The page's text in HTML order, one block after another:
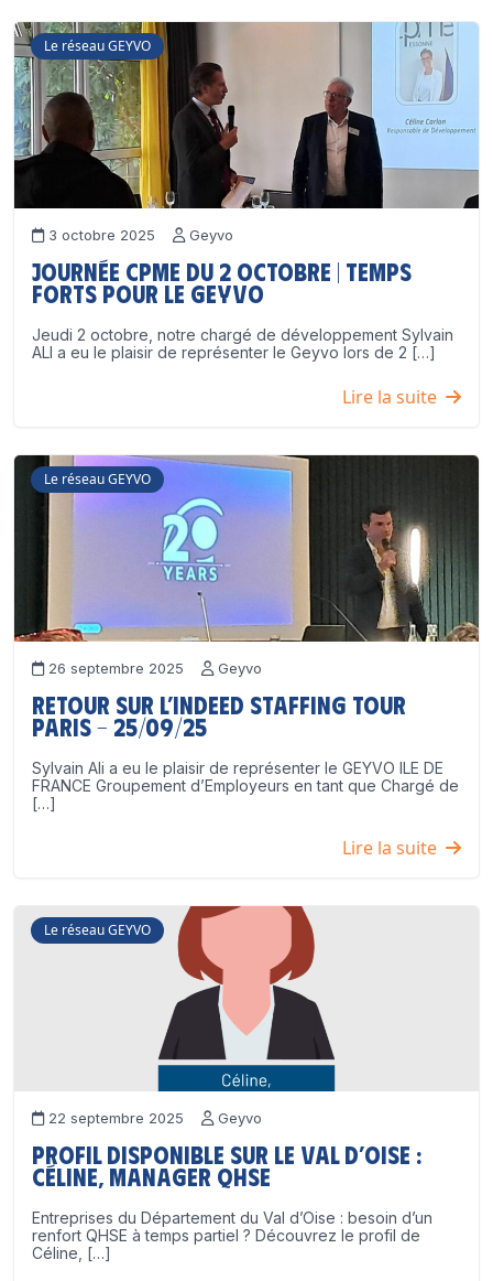
Le réseau GEYVO
3 octobre 2025 Geyvo
Journée CPME du 2 octobre | Temps
forts pour le GEYVO
Jeudi 2 octobre, notre chargé de développement Sylvain
ALI a eu le plaisir de représenter le Geyvo lors de 2 […]
Lire la suite
Le réseau GEYVO
26 septembre 2025 Geyvo
Retour sur l’Indeed Staffing Tour
Paris – 25/09/25
Sylvain Ali a eu le plaisir de représenter le GEYVO ILE DE
FRANCE Groupement d’Employeurs en tant que Chargé de
[…]
Lire la suite
Le réseau GEYVO
22 septembre 2025 Geyvo
Profil disponible sur le Val d’Oise :
Céline, Manager QHSE
Entreprises du Département du Val d’Oise : besoin d’un
renfort QHSE à temps partiel ? Découvrez le profil de
Céline, […]